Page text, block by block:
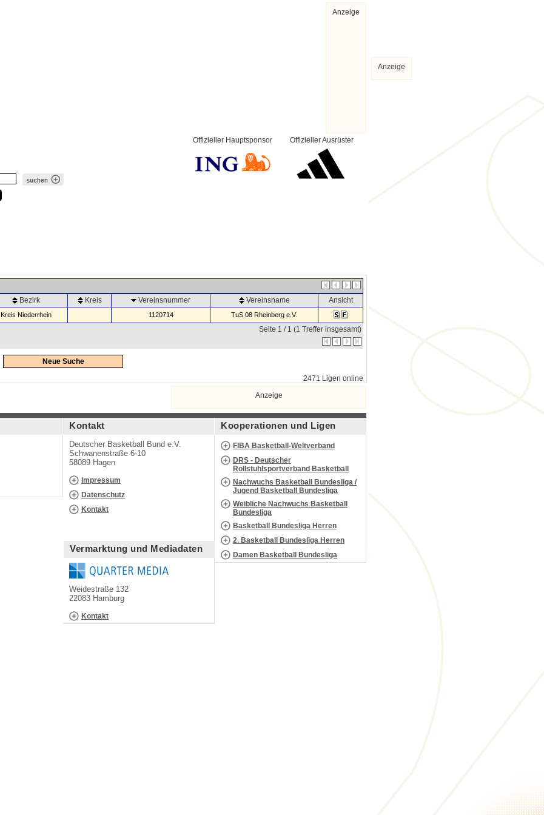
Anzeige
Offizieller Ausrüster
Offizieller Hauptsponsor
Bezirk Kreis Vereinsnummer Vereinsname Ansicht
Kreis Niederrhein 1120714 TuS 08 Rheinberg e.V.
Seite 1 / 1 (1 Treffer insgesamt)
Neue Suche
2471 Ligen online
Anzeige
Kontakt
Deutscher Basketball Bund e.V.
Schwanenstraße 6-10
58089 Hagen
Impressum
Datenschutz
Kontakt
Vermarktung und Mediadaten
Weidestraße 132
22083 Hamburg
Kontakt
Kooperationen und Ligen
FIBA Basketball-Weltverband
DRS - Deutscher
Rollstuhlsportverband Basketball
Nachwuchs Basketball Bundesliga /
Jugend Basketball Bundesliga
Weibliche Nachwuchs Basketball
Bundesliga
Basketball Bundesliga Herren
2. Basketball Bundesliga Herren
Damen Basketball Bundesliga
Anzeige